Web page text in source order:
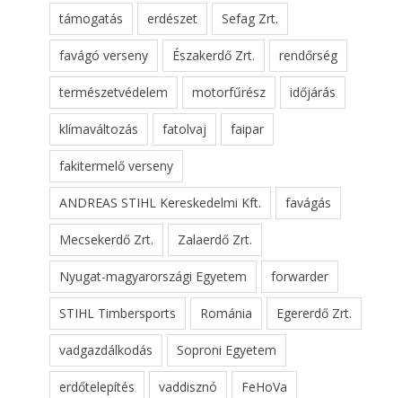
támogatás erdészet Sefag Zrt.
favágó verseny Északerdő Zrt. rendőrség
természetvédelem motorfűrész időjárás
klímaváltozás fatolvaj faipar
fakitermelő verseny
ANDREAS STIHL Kereskedelmi Kft. favágás
Mecsekerdő Zrt. Zalaerdő Zrt.
Nyugat-magyarországi Egyetem forwarder
STIHL Timbersports Románia Egererdő Zrt.
vadgazdálkodás Soproni Egyetem
erdőtelepítés vaddisznó FeHoVa